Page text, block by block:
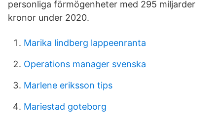
personliga förmögenheter med 295 miljarder
kronor under 2020.
Marika lindberg lappeenranta
Operations manager svenska
Marlene eriksson tips
Mariestad goteborg